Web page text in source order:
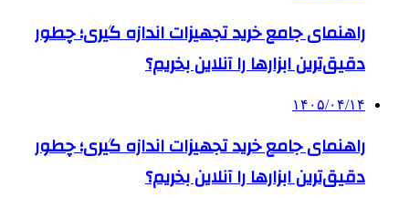
راهنمای جامع خرید تجهیزات اندازه گیری؛ چطور
دقیق‌ترین ابزارها را آنلاین بخریم؟
۱۴۰۵/۰۴/۱۴
راهنمای جامع خرید تجهیزات اندازه گیری؛ چطور
دقیق‌ترین ابزارها را آنلاین بخریم؟